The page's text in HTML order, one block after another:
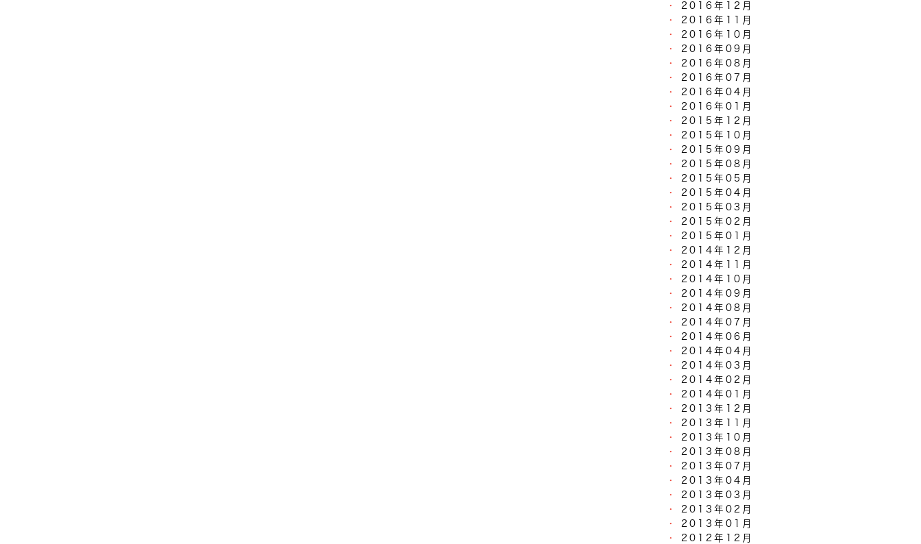
2016年12月
2016年11月
2016年10月
2016年09月
2016年08月
2016年07月
2016年04月
2016年01月
2015年12月
2015年10月
2015年09月
2015年08月
2015年05月
2015年04月
2015年03月
2015年02月
2015年01月
2014年12月
2014年11月
2014年10月
2014年09月
2014年08月
2014年07月
2014年06月
2014年04月
2014年03月
2014年02月
2014年01月
2013年12月
2013年11月
2013年10月
2013年08月
2013年07月
2013年04月
2013年03月
2013年02月
2013年01月
2012年12月